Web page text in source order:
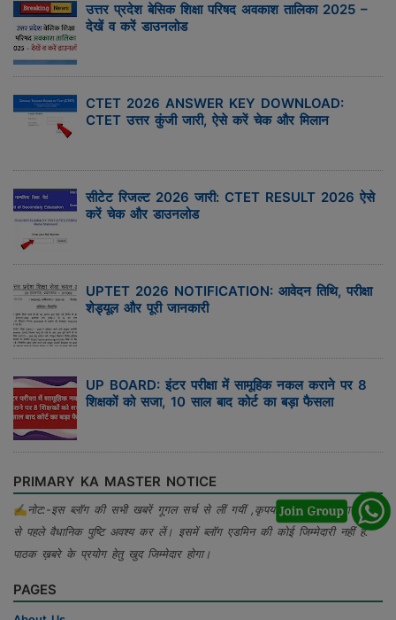
उत्तर प्रदेश बेसिक शिक्षा परिषद अवकाश तालिका 2025 –
देखें व करें डाउनलोड
CTET 2026 ANSWER KEY DOWNLOAD:
CTET उत्तर कुंजी जारी, ऐसे करें चेक और मिलान
सीटेट रिजल्ट 2026 जारी: CTET RESULT 2026 ऐसे
करें चेक और डाउनलोड
UPTET 2026 NOTIFICATION: आवेदन तिथि, परीक्षा
शेड्यूल और पूरी जानकारी
UP BOARD: इंटर परीक्षा में सामूहिक नकल कराने पर 8
शिक्षकों को सजा, 10 साल बाद कोर्ट का बड़ा फैसला
PRIMARY KA MASTER NOTICE
✍ नोट:-इस ब्लॉग की सभी खबरें गूगल सर्च से लीं गयीं ,कृपया खबर का प्रयोग करने
से पहले वैधानिक पुष्टि अवश्य कर लें। इसमें ब्लॉग एडमिन की कोई जिम्मेदारी नहीं है.
पाठक ख़बरे के प्रयोग हेतु खुद जिम्मेदार होगा।
PAGES